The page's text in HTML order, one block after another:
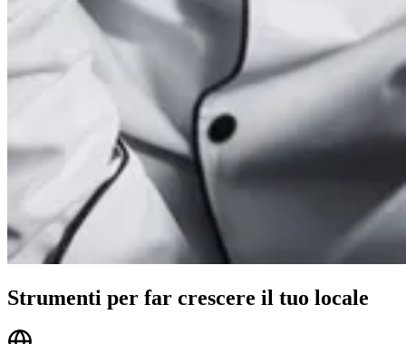
Strumenti per far crescere il tuo locale